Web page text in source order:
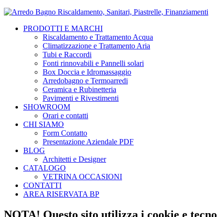
PRODOTTI E MARCHI
Riscaldamento e Trattamento Acqua
Climatizzazione e Trattamento Aria
Tubi e Raccordi
Fonti rinnovabili e Pannelli solari
Box Doccia e Idromassaggio
Arredobagno e Termoarredi
Ceramica e Rubinetteria
Pavimenti e Rivestimenti
SHOWROOM
Orari e contatti
CHI SIAMO
Form Contatto
Presentazione Aziendale PDF
BLOG
Architetti e Designer
CATALOGO
VETRINA OCCASIONI
CONTATTI
AREA RISERVATA BP